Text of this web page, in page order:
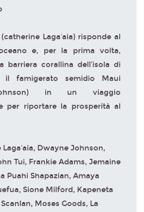
Lagaʻaia) risponde al
e, per la prima volta,
barriera corallina dell’isola di
il famigerato semidio Maui
in un viaggio
per riportare la prosperità al
Dwayne Johnson,
Tui, Frankie Adams, Jemaine
Puahi Shapazian, Amaya
Sione Milford, Kapeneta
Moses Goods, La